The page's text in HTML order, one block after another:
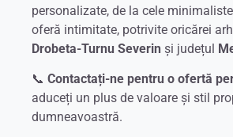
personalizate, de la cele
oferă intimitate, potrivite oricărei
Drobeta-Turnu Severin și județul
📞 Contactați-ne pentru o ofertă
aduceți un plus de valoare și stil
dumneavoastră.